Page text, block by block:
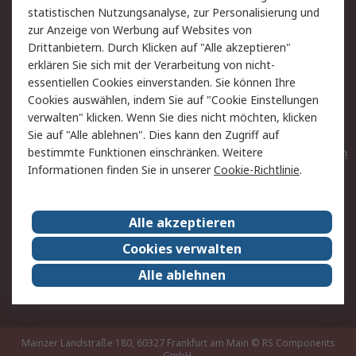
Hilfe
Privatkunden
Rechtliches
AGB
Datenschutz
Cookie-Richtlinie
Zahlungsbedingungen
Copyright/Impressum
Entsorgung
Elektrogeräte/Batterien
RS weltweit
Karriere bei RS
Nachhaltigkeit
Qualität/Umwelt/ZertifikatePresse-Center
Event-Center
Mainzer Landstraße 180, 60327 Frankfurt am Main © RS Components
statistischen Nutzungsanalyse, zur Personalisierung und
zur Anzeige von Werbung auf Websites von
Drittanbietern. Durch Klicken auf "Alle akzeptieren"
erklären Sie sich mit der Verarbeitung von nicht-
essentiellen Cookies einverstanden. Sie können Ihre
Cookies auswählen, indem Sie auf "Cookie Einstellungen
verwalten" klicken. Wenn Sie dies nicht möchten, klicken
Sie auf "Alle ablehnen". Dies kann den Zugriff auf
bestimmte Funktionen einschränken. Weitere
Informationen finden Sie in unsererCookie-Richtlinie.
Alle akzeptieren
Cookies verwalten
Alle ablehnen